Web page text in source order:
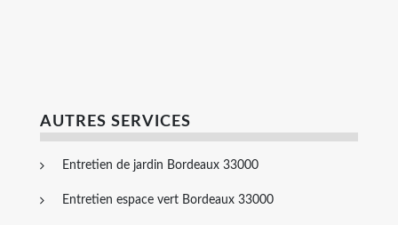
AUTRES SERVICES
Entretien de jardin Bordeaux 33000
Entretien espace vert Bordeaux 33000